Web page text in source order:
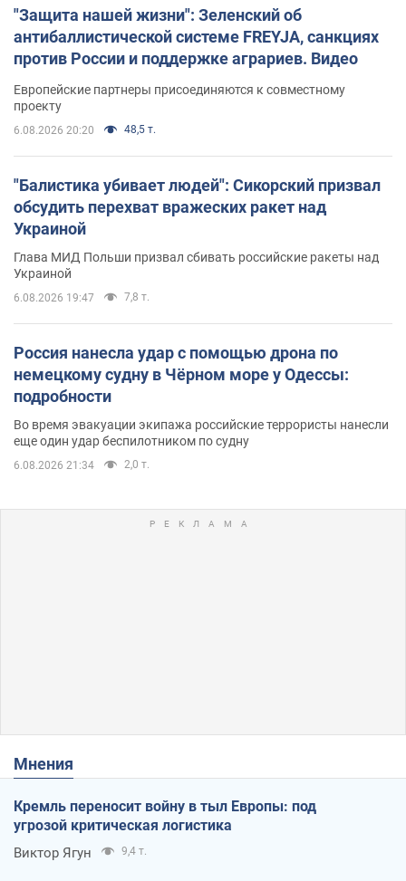
"Защита нашей жизни": Зеленский об
антибаллистической системе FREYJA, санкциях
против России и поддержке аграриев. Видео
Европейские партнеры присоединяются к совместному
проекту
6.08.2026 20:20 48,5 т.
"Балистика убивает людей": Сикорский призвал
обсудить перехват вражеских ракет над
Украиной
Глава МИД Польши призвал сбивать российские ракеты над
Украиной
6.08.2026 19:47 7,8 т.
Россия нанесла удар с помощью дрона по
немецкому судну в Чёрном море у Одессы:
подробности
Во время эвакуации экипажа российские террористы нанесли
еще один удар беспилотником по судну
6.08.2026 21:34 2,0 т.
Мнения
Кремль переносит войну в тыл Европы: под
угрозой критическая логистика
Виктор Ягун 9,4 т.